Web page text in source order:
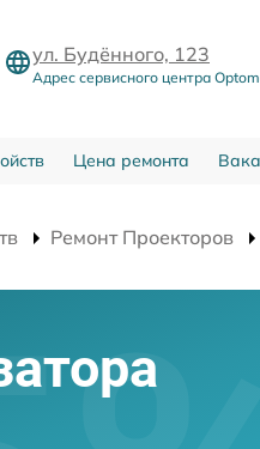
ул. Будённого, 123
Адрес сервисного центра
Цена ремонта
Ремонт Проекторов